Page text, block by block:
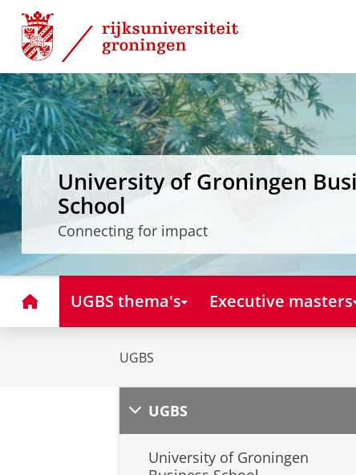
Skip
Content
Skip
Navigation
University of Groningen
School
Connecting for impact
HomeUGBS thema's Executive masters
UGBS
UGBS
University of Groningen